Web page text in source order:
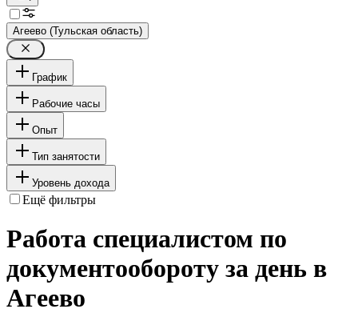
Агеево (Тульская область)
График
Рабочие часы
Опыт
Тип занятости
Уровень дохода
Ещё фильтры
Работа специалистом по
документообороту за день в
Агеево